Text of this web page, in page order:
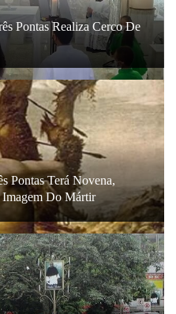
Pontas Realiza Cerco De
Pontas Terá Novena,
Do Mártir